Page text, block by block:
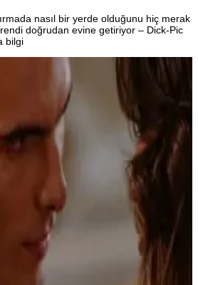
nasıl bir yerde olduğunu hiç merak
doğrudan evine getiriyor – Dick-Pic
bilgi